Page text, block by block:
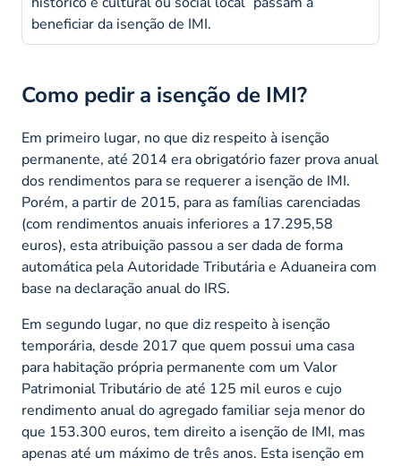
beneficiar da isenção de IMI.
Como pedir a isenção de IMI?
Em primeiro lugar, no que diz respeito à isenção
permanente, até 2014 era obrigatório fazer prova anual
dos rendimentos para se requerer a isenção de IMI.
Porém, a partir de 2015, para as famílias carenciadas
(com rendimentos anuais inferiores a 17.295,58
euros), esta atribuição passou a ser dada de forma
automática pela Autoridade Tributária e Aduaneira com
base na declaração anual do IRS.
Em segundo lugar, no que diz respeito à isenção
temporária, desde 2017 que quem possui uma casa
para habitação própria permanente com um Valor
Patrimonial Tributário de até 125 mil euros e cujo
rendimento anual do agregado familiar seja menor do
que 153.300 euros, tem direito a isenção de IMI, mas
apenas até um máximo de três anos. Esta isenção em